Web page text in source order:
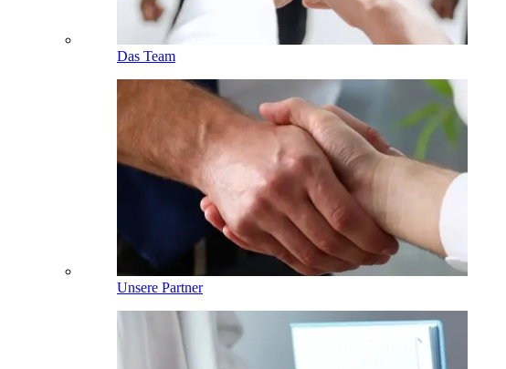
Das Team
Unsere Partner